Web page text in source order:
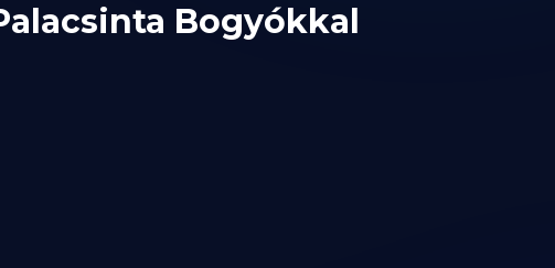
Bogyókkal